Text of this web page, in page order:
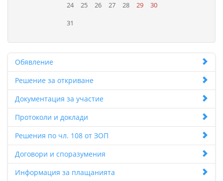
24
25 26 27 28 29
30
31
Обявление
Решение за откриване
Документация за участие
Протоколи и доклади
Решения по чл. 108 от ЗОП
Договори и споразумения
Информация за плащанията